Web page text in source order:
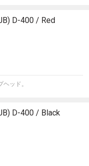
D-400 / Red
ッド。
D-400 / Black